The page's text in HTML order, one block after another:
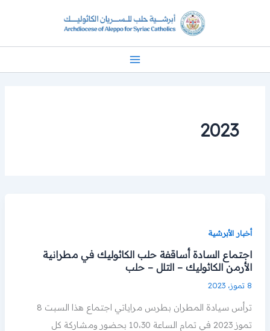
2023
أخبار الأبرشية
اجتماع السادة أساقفة حلب الكاثوليك في مطرانية
الأرمن الكاثوليك – التلل – حلب
8 تموز، 2023
ترأس سيادة المطران بطرس مراياتي اجتماع هذا السبت 8
تموز 2023 في تمام الساعة 10،30 بحضور ومشاركة كل